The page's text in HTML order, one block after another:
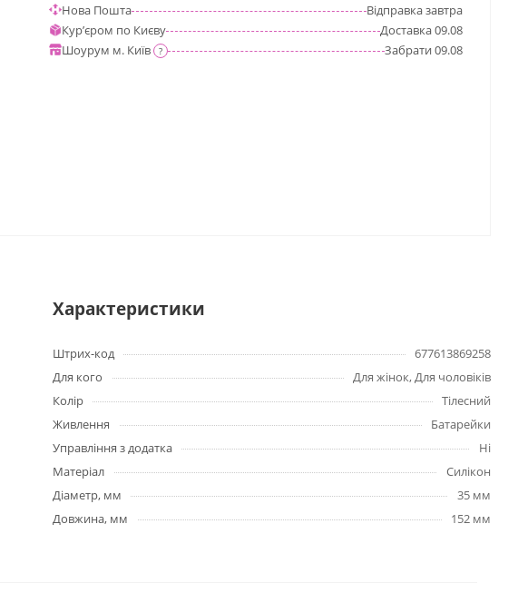
Нова Пошта
Відправказавтра
Курʼєром по Києву
Доставка09.08
Шоурум м. Київ
? Забрати 09.08
Характеристики
Штрих-код
677613869258
Для кого
Для жінок, Для чоловіків
Колір
Тілесний
Живлення
Батарейки
Управління з додатка
Ні
Матеріал
Силікон
Діаметр, мм
35 мм
Довжина, мм
152 мм